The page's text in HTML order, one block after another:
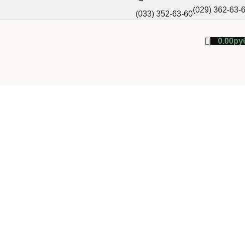
(033) 352-63-60(029) 362-63-
0.00